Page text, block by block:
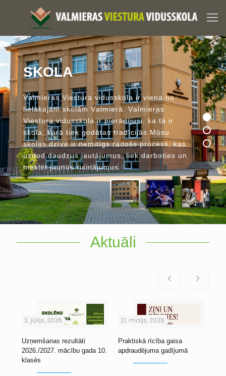
SKOLA
Valmieras Viestura vidusskola ir viena no
lielākajām skolām Valmierā Valmieras
Viestura vidusskola ir pierādījusi ka tā ir
skola , kurā tiek godātas tradīcijas Mūsu
skolas dzīve ir nemitīgs radošs process, kas
uzdod daudzus jautājumus, liek darboties un
meklēt jaunus risinājumus.
Aktuāli
3. jūlijs, 2026
Uzņemšanas rezultāti
2026./2027. mācību gada 10.
klasēs
21. maijs, 2026
Praktiskā rīcība gaisa
apdraudējuma gadījumā